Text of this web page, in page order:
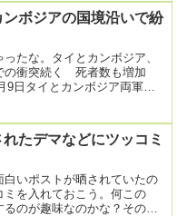
ンボジアの国境沿いで紛
たな。タイとカンボジア、
の衝突続く 死者数も増加
9日タイとカンボジア両軍は9
たデマなどにツッコミ
白いポストが晒されていたの
ミを入れておこう。何この
るのが趣味なのかな？そのう